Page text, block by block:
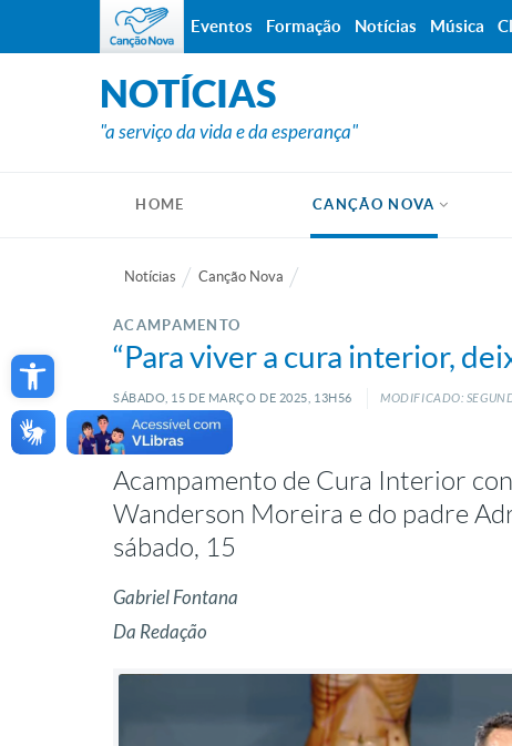
Open toolbar
NOTÍCIAS
"a serviço da vida e da esperança"
HOME CANÇÃO NOVA
Notícias Canção Nova
ACAMPAMENTO
“Para viver a cura interior,
SÁBADO, 15 DE MARÇO DE 2025, 13H56 MODIFICADO:
Acampamento de Cura Interior
Wanderson Moreira e do padre
sábado, 15
Gabriel Fontana
Da Redação
Eventos Formação Notícias Música